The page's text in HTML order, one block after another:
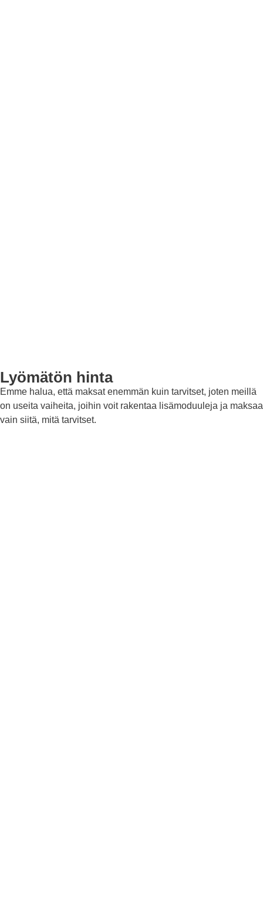
Lyömätön hinta
Emme halua, että maksat enemmän kuin tarvitset, joten meillä
on useita vaiheita, joihin voit rakentaa lisämoduuleja ja maksaa
vain siitä, mitä tarvitset.